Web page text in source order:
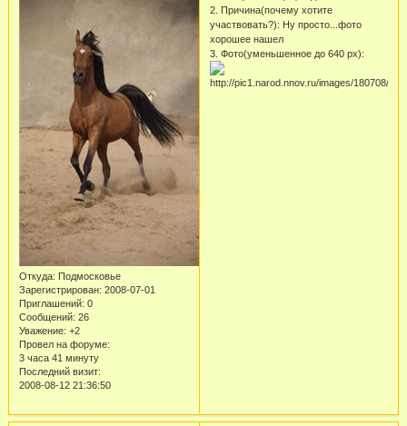
Откуда: Подмосковье
Зарегистрирован: 2008-07-01
Приглашений: 0
Сообщений: 26
Уважение: +2
Провел на форуме:
3 часа 41 минуту
Последний визит:
2008-08-12 21:36:50
2. Причина(почему хотите
участвовать?): Ну просто...фото
хорошее нашел
3. Фото(уменьшенное до 640 рх):